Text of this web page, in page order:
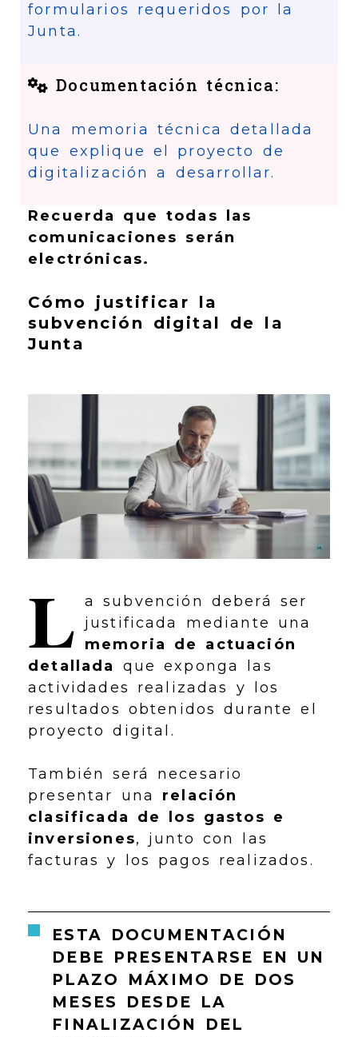
formularios requeridos por la
Junta.
Documentación técnica:
Una memoria técnica detallada
que explique el proyecto de
digitalización a desarrollar.
Recuerda que todas las
comunicaciones serán
electrónicas.
Cómo justificar la
subvención digital de la
Junta
La subvención deberá ser
justificada mediante una
memoria de actuación
detallada
que exponga las
actividades realizadas y los
resultados obtenidos durante el
proyecto digital.
También será necesario
presentar una relación
clasificada de los gastos e
inversiones, junto con las
facturas y los pagos realizados.
ESTA DOCUMENTACIÓN
DEBE PRESENTARSE EN UN
PLAZO MÁXIMO DE DOS
MESES DESDE LA
FINALIZACIÓN DEL